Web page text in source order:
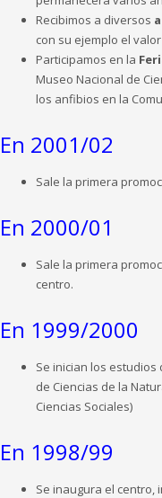
Recibimos a diversos
con su ejemplo el
Participamos en la
Museo Nacional de
los anfibios en la
En 2001/02
Sale la primera
En 2000/01
Sale la primera
centro.
En 1999/2000
Se inician los
de Ciencias de la
Ciencias Sociales)
En 1998/99
Se inaugura el centro,